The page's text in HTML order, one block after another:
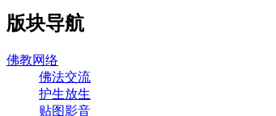
版块导航
佛教网络
佛法交流
护生放生
贴图影音